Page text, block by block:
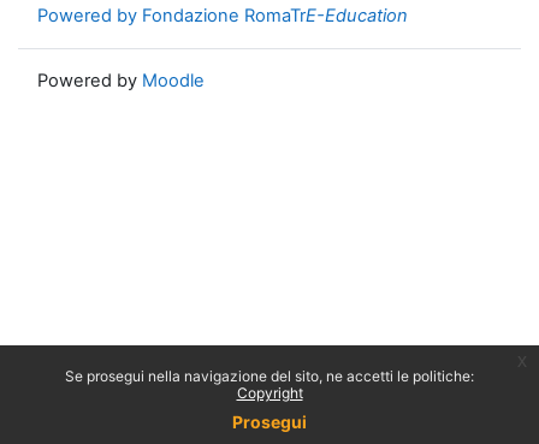
Se prosegui nella navigazione del sito, ne accetti le politiche:
Copyright
Prosegui
Powered by Fondazione RomaTrE-Education
Powered by Moodle